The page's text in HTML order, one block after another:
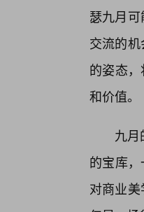
瑟九月
交流的
的姿态
和价值。
九
的宝库
对商业